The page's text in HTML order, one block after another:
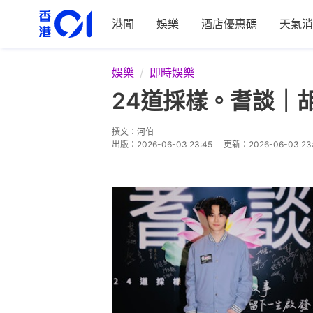
港聞 娛樂 酒店優惠碼 天氣
娛樂 即時娛樂
24道採樣。耆談｜
撰文： 河伯
出版： 2026-06-03 23:45 更新： 2026-06-03